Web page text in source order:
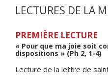
LECTURES DE LA
PREMIÈRE LECTURE
« Pour que ma joie soit
dispositions » (Ph 2, 1-4)
Lecture de la lettre de